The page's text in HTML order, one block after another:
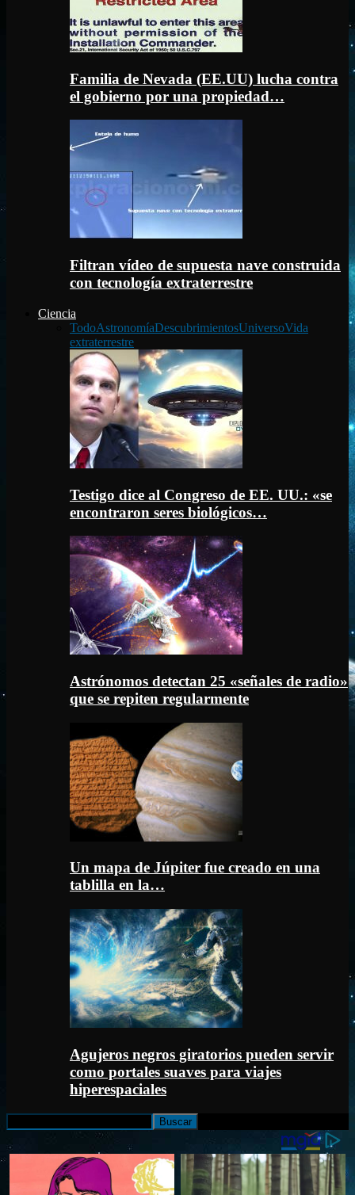
Familia de Nevada (EE.UU) lucha contra
el gobierno por una propiedad…
Filtran vídeo de supuesta nave construida
con tecnología extraterrestre
Ciencia
TodoAstronomíaDescubrimientosUniversoVida
extraterrestre
Testigo dice al Congreso de EE. UU.: «se
encontraron seres biológicos…
Astrónomos detectan 25 «señales de radio»
que se repiten regularmente
Un mapa de Júpiter fue creado en una
tablilla en la…
Agujeros negros giratorios pueden servir
como portales suaves para viajes
hiperespaciales